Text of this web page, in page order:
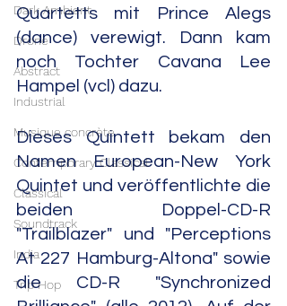
Dark Ambient
Drone
Abstract
Industrial
Musique concrète
Contemporary Classical
Classical
Soundtrack
India
Trip Hop
Quartetts mit Prince Alegs
(dance) verewigt. Dann kam
noch Tochter Cavana Lee
Hampel (vcl) dazu.
Dieses Quintett bekam den
Namen European-New York
Quintet und veröffentlichte die
beiden Doppel-CD-R
"Trailblazer" und "Perceptions
At 227 Hamburg-Altona" sowie
die CD-R "Synchronized